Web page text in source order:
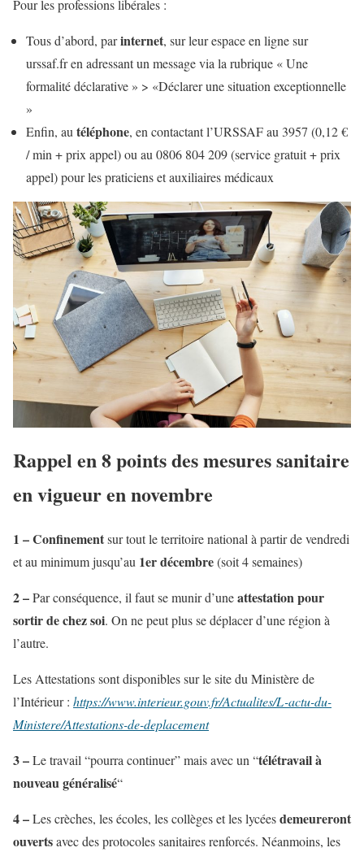
Pour les professions libérales :
Tous d’abord, parinternet, sur leur espace en ligne sur
urssaf.fr en adressant un message via la rubrique « Une
formalité déclarative » > «Déclarer une situation exceptionnelle
»
Enfin, autéléphone, en contactant l’URSSAF au 3957 (0,12 €
/ min + prix appel) ou au 0806 804 209 (service gratuit + prix
appel) pour les praticiens et auxiliaires médicaux
Rappel en 8 points des mesures sanitaire
en vigueur en novembre
1 –Confinementsur tout le territoire national à partir de vendredi
et au minimum jusqu’au 1er décembre(soit 4 semaines)
2 –Par conséquence, il faut se munir d’uneattestation pour
sortir de chez soi. On ne peut plus se déplacer d’une région à
l’autre.
Les Attestations sont disponibles sur le site du Ministère de
l’Intérieur : https://www.interieur.gouv.fr/Actualites/L-actu-du-
Ministere/Attestations-de-deplacement
3 –Le travail “pourra continuer” mais avec un “télétravail à
nouveau généralisé“
4 –Les crèches, les écoles, les collèges et les lycéesdemeureront
ouvertsavec des protocoles sanitaires renforcés. Néanmoins, les